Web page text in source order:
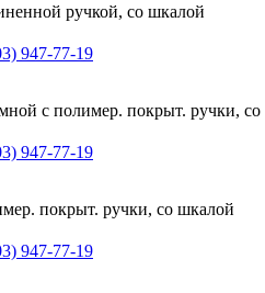
ручкой, со шкалой
947-77-19
с полимер. покрыт. ручки,
947-77-19
покрыт. ручки, со шкалой
947-77-19